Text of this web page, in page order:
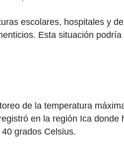
escolares, hospitales y
Esta situación
de la temperatura
en la región Ica
grados Celsius.